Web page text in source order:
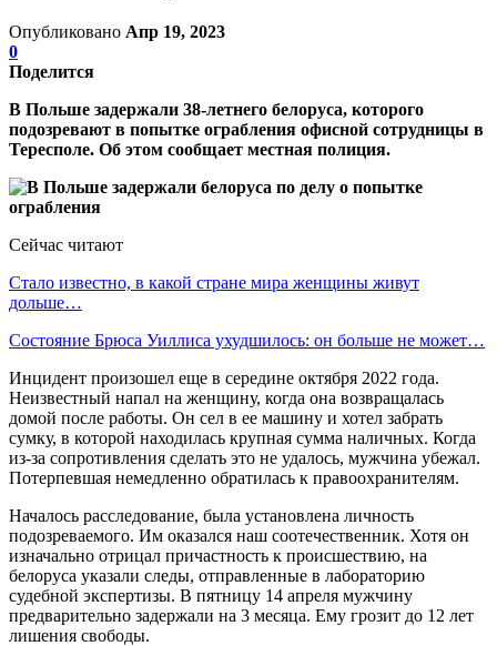
Опубликовано Апр 19, 2023
0
Поделится
В Польше задержали 38-летнего белоруса, которого
подозревают в попытке ограбления офисной сотрудницы в
Тересполе. Об этом сообщает местная полиция.
Сейчас читают
Стало известно, в какой стране мира женщины живут
дольше…
Состояние Брюса Уиллиса ухудшилось: он больше не может…
Инцидент произошел еще в середине октября 2022 года.
Неизвестный напал на женщину, когда она возвращалась
домой после работы. Он сел в ее машину и хотел забрать
сумку, в которой находилась крупная сумма наличных. Когда
из-за сопротивления сделать это не удалось, мужчина убежал.
Потерпевшая немедленно обратилась к правоохранителям.
Началось расследование, была установлена личность
подозреваемого. Им оказался наш соотечественник. Хотя он
изначально отрицал причастность к происшествию, на
белоруса указали следы, отправленные в лабораторию
судебной экспертизы. В пятницу 14 апреля мужчину
предварительно задержали на 3 месяца. Ему грозит до 12 лет
лишения свободы.